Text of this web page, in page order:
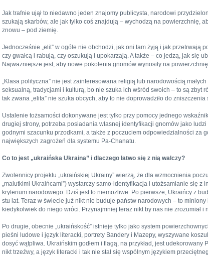
Jak trafnie ujął to niedawno jeden znajomy publicysta, narodowi
szukają skarbów, ale jak tylko coś znajdują – wychodzą na powierzchnię,
znowu – pod ziemię.
Jednocześnie „elit” w ogóle nie obchodzi, jak oni tam żyją i jak przetrwają
czy gwałcą i rabują, czy oszukują i upokarzają. A także – co jedzą, jak się
Najważniejsze jest, aby nowe pokolenia gnomów wynosiły na
„Klasa polityczna” nie jest zainteresowana religią lub narodowością
seksualną, tradycjami i kulturą, bo nie szuka ich wśród swoich – to są zbyt
tak zwana „elita” nie szuka obcych, aby to nie doprowadziło do
Ustalenie tożsamości dokonywane jest tylko przy pomocy jednego
drugiej strony, potrzeba posiadania własnej identyfikacji gnomów jako
godnymi szacunku przodkami, a także z poczuciem odpowiedzialności za
największych zagrożeń dla systemu Pa-Chanatu.
Co to jest „ukraińska Ukraina” i dlaczego łatwo się z nią walczy?
Zwolennicy projektu „ukraińskiej Ukrainy” wierzą, że dla wzmocnienia
„malutkimi Ukraińcami”) wystarczy samo-identyfikacja i utożsamianie się z
kryterium narodowego. Dziś jest to niemożliwe. Po pierwsze, Ukraińcy z
stu lat. Teraz w świecie już nikt nie buduje państw narodowych – to
kiedykolwiek do niego wróci. Przynajmniej teraz nikt by nas nie zrozumiał i
Po drugie, obecnie „ukraińskość” istnieje tylko jako system
pieśni ludowe i język literacki, portrety Bandery i Mazepy, wyszywane
dosyć wątpliwa. Ukraińskim godłem i flagą, na przykład, jest
nikt trzeźwy, a język literacki i tak nie stał się wspólnym językiem